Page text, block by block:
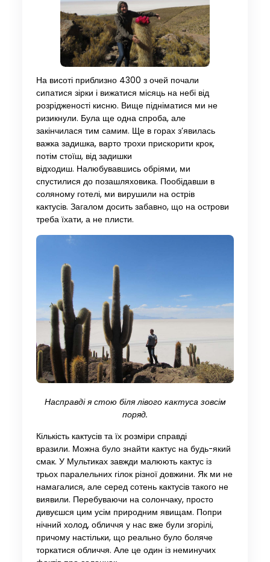
На висоті приблизно 4300 з очей почали
сипатися зірки і вижатися місяць на небі від
розрідженості кисню. Вище підніматися ми не
ризикнули. Була ще одна спроба, але
закінчилася тим самим. Ще в горах з’явилась
важка задишка, варто трохи прискорити крок,
потім стоїш, від задишки
відходиш. Налюбувавшись обріями, ми
спустилися до позашляховика. Пообідавши в
соляному готелі, ми вирушили на острів
кактусів. Загалом досить забавно, що на острови
треба їхати, а не плисти.
Насправді я стою біля лівого кактуса зовсім
поряд.
Кількість кактусів та їх розміри справді
вразили. Можна було знайти кактус на будь-який
смак. У Мультиках завжди малюють кактус із
трьох паралельних гілок різної довжини. Як ми не
намагалися, але серед сотень кактусів такого не
виявили. Перебуваючи на солончаку, просто
дивуєшся цим усім природним явищам. Попри
нічний холод, обличчя у нас вже були згорілі,
причому настільки, що реально було боляче
торкатися обличчя. Але це один із неминучих